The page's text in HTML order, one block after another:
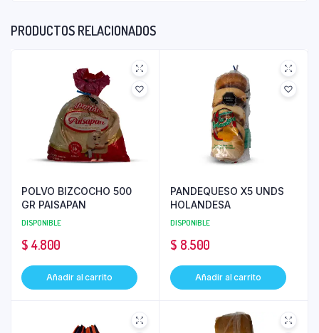
PRODUCTOS RELACIONADOS
POLVO BIZCOCHO 500
GR PAISAPAN
DISPONIBLE
$ 4.800
Añadir al carrito
PANDEQUESO X5 UNDS
HOLANDESA
DISPONIBLE
$ 8.500
Añadir al carrito